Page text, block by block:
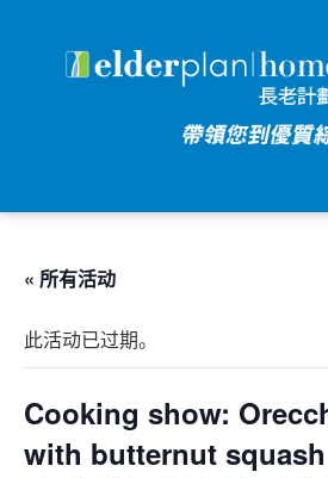
« 所有活动
此活动已过期。
Cooking show:
with butternut squash